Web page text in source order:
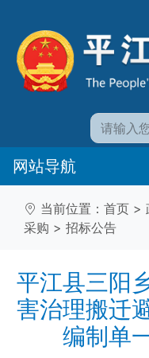
网站导航
当前位置： 首页 >
采购 > 招标公告
平江县三阳
害治理搬迁
编制单